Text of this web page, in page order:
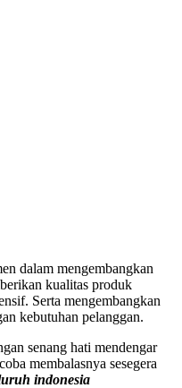
dalam mengembangkan
kualitas produk
Serta mengembangkan
kebutuhan pelanggan.
senang hati mendengar
membalasnya sesegera
indonesia